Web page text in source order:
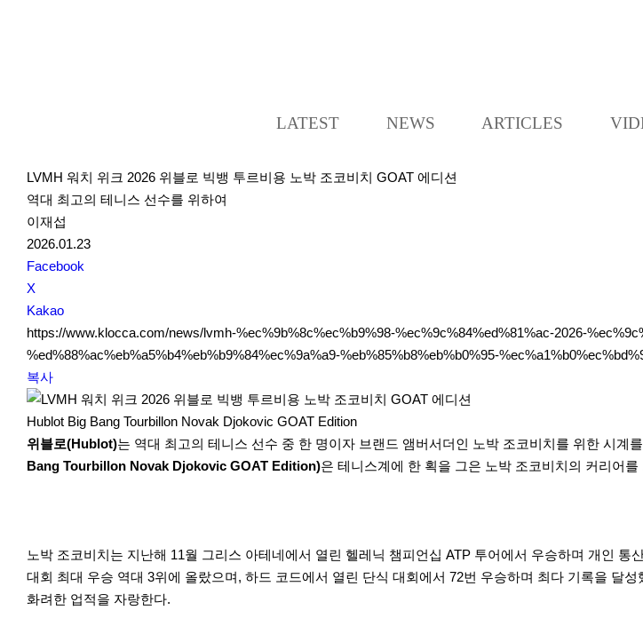
C
LATEST NEWS ARTICLES
LVMH 워치 위크 2026 위블로 빅뱅 투르비용 노박 조코비치 GOAT 에디션
역대 최고의 테니스 선수를 위하여
이재섭
2026.01.23
S
N
S
S
h
a
r
e
Facebook
X
Kakao
https://www.klocca.com/news/lvmh-%ec%9b%8c%ec%b9%98-%ec%9c%84%ed%81%ac-2026-
%ed%88%ac%eb%a5%b4%eb%b9%84%ec%9a%a9-%eb%85%b8%eb%b0%95-
복사
Hublot Big Bang Tourbillon Novak Djokovic GOAT Edition
위블로(Hublot)는 역대 최고의 테니스 선수 중 한 명이자 브랜드 앰버서더인 노박 조코비치를 위한 시계
Bang Tourbillon Novak Djokovic GOAT Edition)은 테니스계에 한 획을 그은 노박 조코비치의 커리어를
노박 조코비치는 지난해 11월 그리스 아테네에서 열린 헬레닉 챔피언십 ATP 투어에서 우승하며 개인
대회 최대 우승 역대 3위에 올랐으며, 하드 코드에서 열린 단식 대회에서 72번 우승하며 최다 기록을 달
화려한 업적을 자랑한다.